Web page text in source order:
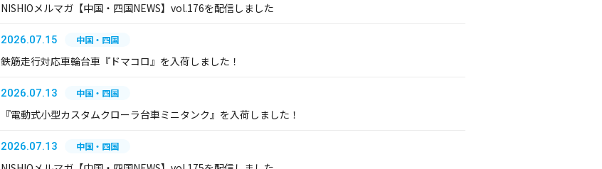
NISHIOメルマガ【中国・四国NEWS】vol.176を配信しました
2026.07.15 中国・四国
鉄筋走行対応車輪台車『ドマコロ』を入荷しました！
2026.07.13 中国・四国
『電動式小型カスタムクローラ台車ミニタンク』を入荷しました！
2026.07.13 中国・四国